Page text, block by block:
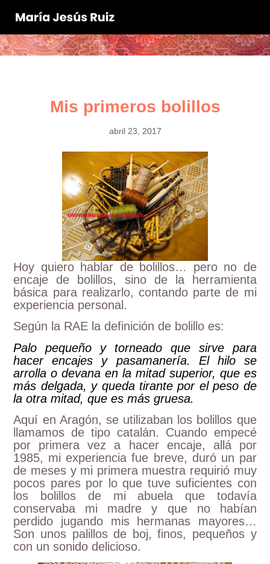
Mis primeros bolillos
abril 23, 2017
Hoy quiero hablar de bolillos… pero no de
encaje de bolillos, sino de la herramienta
básica para realizarlo, contando parte de mi
experiencia personal.
Según la RAE la definición de bolillo es:
Palo pequeño y torneado que sirve para
hacer encajes y pasamanería. El hilo se
arrolla o devana en la mitad superior, que es
más delgada, y queda tirante por el peso de
la otra mitad, que es más gruesa.
Aquí en Aragón, se utilizaban los bolillos que
llamamos de tipo catalán. Cuando empecé
por primera vez a hacer encaje, allá por
1985, mi experiencia fue breve, duró un par
de meses y mi primera muestra requirió muy
pocos pares por lo que tuve suficientes con
los bolillos de mi abuela que todavía
conservaba mi madre y que no habían
perdido jugando mis hermanas mayores…
Son unos palillos de boj, finos, pequeños y
con un sonido delicioso.